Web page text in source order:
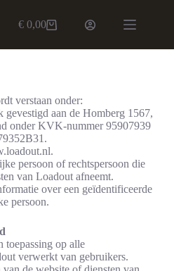
€ 0,00
verstaan onder:
gevestigd aan de Homberg 1567,
onder KVK-nummer 95907939
persoon of rechtspersoon die
van Loadout afneemt.
over een geïdentificeerde
persoon.
op alle
verwerkt van gebruikers.